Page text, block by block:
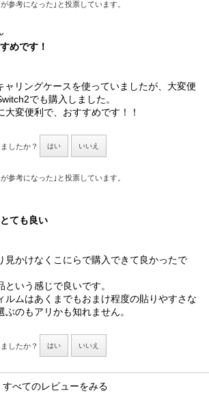
参考になった｣と投票しています。
めです！
ャリングケースを使っていましたが、大変便
でも購入しました。
大変便利で、おすすめです！！
したか？ はい いいえ
参考になった｣と投票しています。
ても良い
見かけなくこにらで購入できて良かったで
いう感じで良いです。
ルムはあくまでもおまけ程度の貼りやすさな
のもアリかも知れません。
したか？ はい いいえ
べてのレビューをみる